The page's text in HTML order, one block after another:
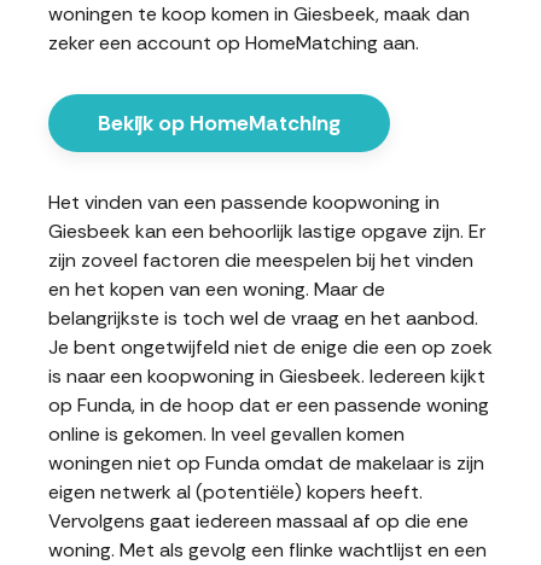
woningen te koop komen in Giesbeek, maak dan
zeker een account op HomeMatching aan.
Bekijk op HomeMatching
Het vinden van een passende koopwoning in
Giesbeek kan een behoorlijk lastige opgave zijn. Er
zijn zoveel factoren die meespelen bij het vinden
en het kopen van een woning. Maar de
belangrijkste is toch wel de vraag en het aanbod.
Je bent ongetwijfeld niet de enige die een op zoek
is naar een koopwoning in Giesbeek. Iedereen kijkt
op Funda, in de hoop dat er een passende woning
online is gekomen. In veel gevallen komen
woningen niet op Funda omdat de makelaar is zijn
eigen netwerk al (potentiële) kopers heeft.
Vervolgens gaat iedereen massaal af op die ene
woning. Met als gevolg een flinke wachtlijst en een